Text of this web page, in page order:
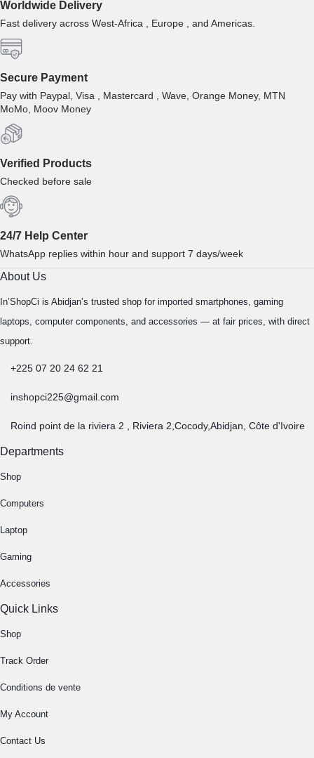
Worldwide Delivery
Fast delivery across West-Africa , Europe , and Americas.
Secure Payment
Pay with Paypal, Visa , Mastercard , Wave, Orange Money, MTN
MoMo, Moov Money
Verified Products
Checked before sale
24/7 Help Center
WhatsApp replies within hour and support 7 days/week
About Us
In’ShopCi is Abidjan’s trusted shop for imported smartphones, gaming
laptops, computer components, and accessories — at fair prices, with direct
support.
+225 07 20 24 62 21
inshopci225@gmail.com
Roind point de la riviera 2 , Riviera 2,Cocody,Abidjan, Côte d'Ivoire
Departments
Shop
Computers
Laptop
Gaming
Accessories
Quick Links
Shop
Track Order
Conditions de vente
My Account
Contact Us